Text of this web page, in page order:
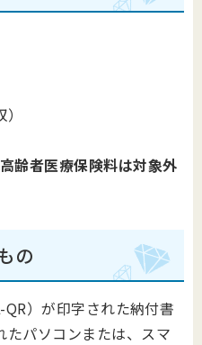
齢者医療保険料は対象外
の
）が印字された納付書
たパソコンまたは、スマ